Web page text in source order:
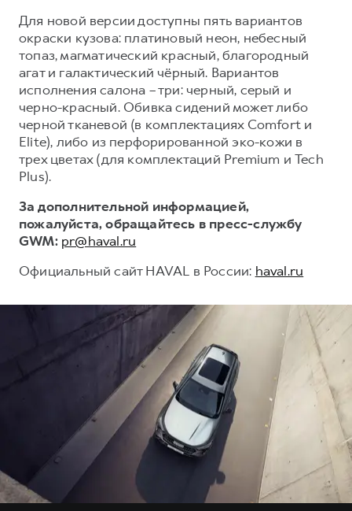
Для новой версии доступны пять вариантов
окраски кузова: платиновый неон, небесный
топаз, магматический красный, благородный
агат и галактический чёрный. Вариантов
исполнения салона – три: черный, серый и
черно-красный. Обивка сидений может либо
черной тканевой (в комплектациях Comfort и
Elite), либо из перфорированной эко-кожи в
трех цветах (для комплектаций Premium и Tech
Plus).
За дополнительной информацией,
пожалуйста, обращайтесь в пресс-службу
GWM: pr@haval.ru
Официальный сайт HAVAL в России: haval.ru